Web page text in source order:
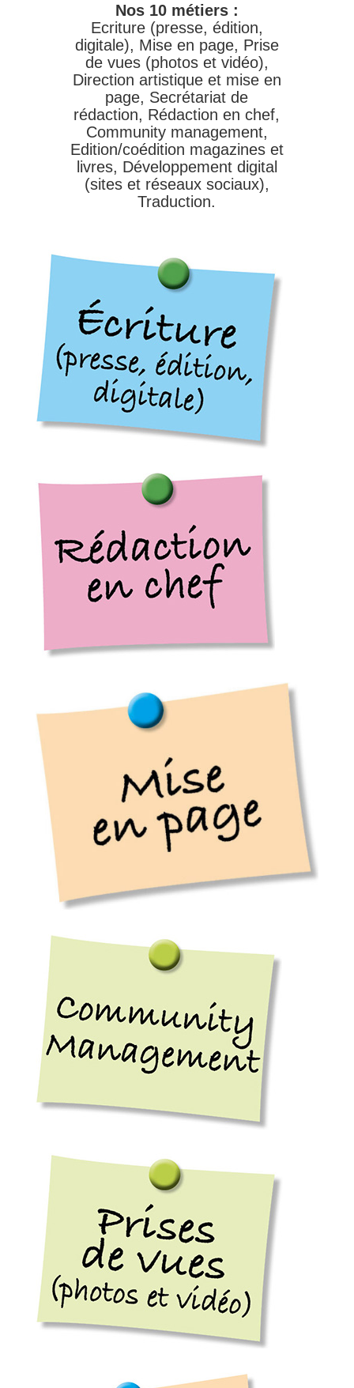
Nos 10 métiers :
Ecriture (presse, édition,
digitale), Mise en page, Prise
de vues (photos et vidéo),
Direction artistique et mise en
page, Secrétariat de
rédaction, Rédaction en chef,
Community management,
Edition/coédition magazines et
livres, Développement digital
(sites et réseaux sociaux),
Traduction.